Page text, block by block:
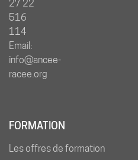
27 22
516
114
Email:
info@ancee-
racee.org
FORMATION
Les offres de formation